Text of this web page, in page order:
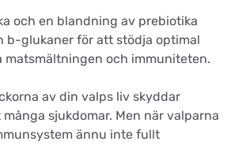
och en blandning av prebiotika
b-glukaner för att stödja optimal
och immuniteten.
av din valps liv skyddar
sjukdomar. Men när valparna
ännu inte fullt